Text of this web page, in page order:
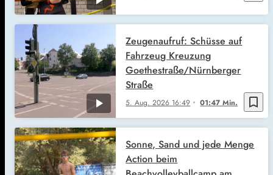
bookmark_border
5. Aug. 2026 16:49 01:47 Min.
Zeugenaufruf: Schüsse auf
Fahrzeug Kreuzung
Goethestraße/Nürnberger
Straße
Sonne, Sand und jede Menge
Action beim